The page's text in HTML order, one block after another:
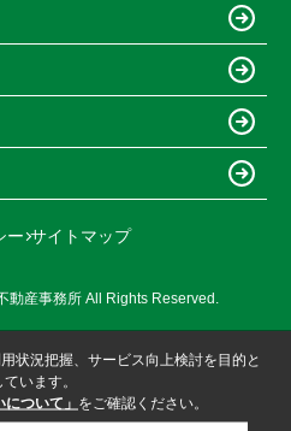
ー サイトマップ
動産事務所 All Rights Reserved.
状況把握、サービス向上検討を目的と
います。
ついて」 をご確認ください。